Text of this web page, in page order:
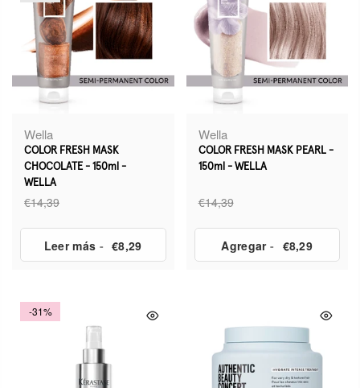
Wella
COLOR FRESH MASK
CHOCOLATE - 150ml -
WELLA
€14,39
Leer más - €8,29
Wella
COLOR FRESH MASK PEARL -
150ml - WELLA
€14,39
Agregar- €8,29
-31%